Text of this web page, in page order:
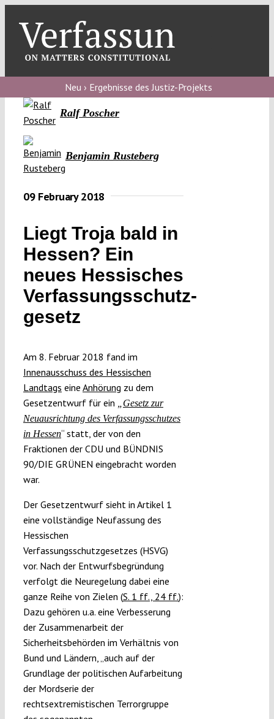
content
blog
Verfassungs
Verfassungs
podcast
Verfassungs
Submissions
Projects
Neu › Ergebnisse des Justiz-Projekts
Ralf Poscher
Benjamin Rusteberg
09 February 2018
Liegt Troja bald in
Hessen? Ein
neues Hessisches
Verfassungsschutz­
gesetz
Am 8. Februar 2018 fand im
Innenausschuss des Hessischen
Landtags eine Anhörung zu dem
Gesetzentwurf für ein
Gesetz zur
Neuausrichtung des Verfassungsschutzes
in Hessen“ statt, der von den
Fraktionen der CDU und BÜNDNIS
90/DIE GRÜNEN eingebracht worden
war.
Der Gesetzentwurf sieht in Artikel 1
eine vollständige Neufassung des
Hessischen
Verfassungsschutzgesetzes (HSVG)
vor. Nach der Entwurfsbegründung
verfolgt die Neuregelung dabei eine
ganze Reihe von Zielen (S. 1 ff., 24 ff.):
Dazu gehören u.a. eine Verbesserung
der Zusammenarbeit der
Sicherheitsbehörden im Verhältnis von
Bund und Ländern, „auch auf der
Grundlage der politischen Aufarbeitung
der Mordserie der
rechtsextremistischen Terrorgruppe